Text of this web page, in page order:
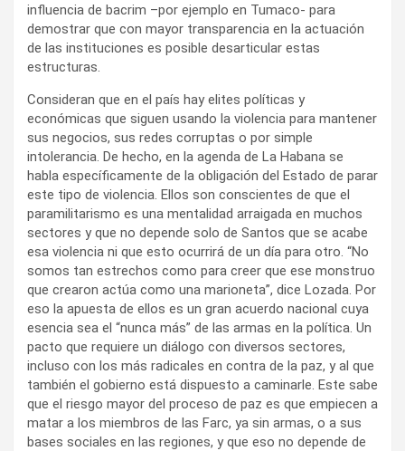
influencia de bacrim –por ejemplo en Tumaco- para
demostrar que con mayor transparencia en la actuación
de las instituciones es posible desarticular estas
estructuras.
Consideran que en el país hay elites políticas y
económicas que siguen usando la violencia para mantener
sus negocios, sus redes corruptas o por simple
intolerancia. De hecho, en la agenda de La Habana se
habla específicamente de la obligación del Estado de parar
este tipo de violencia. Ellos son conscientes de que el
paramilitarismo es una mentalidad arraigada en muchos
sectores y que no depende solo de Santos que se acabe
esa violencia ni que esto ocurrirá de un día para otro. “No
somos tan estrechos como para creer que ese monstruo
que crearon actúa como una marioneta”, dice Lozada. Por
eso la apuesta de ellos es un gran acuerdo nacional cuya
esencia sea el “nunca más” de las armas en la política. Un
pacto que requiere un diálogo con diversos sectores,
incluso con los más radicales en contra de la paz, y al que
también el gobierno está dispuesto a caminarle. Este sabe
que el riesgo mayor del proceso de paz es que empiecen a
matar a los miembros de las Farc, ya sin armas, o a sus
bases sociales en las regiones, y que eso no depende de